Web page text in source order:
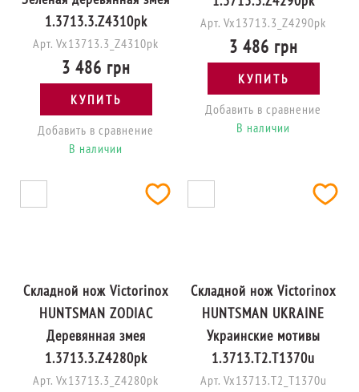
1.3713.3.Z4310pk
Арт. Vx13713.3_Z4310pk
3 486 грн
КУПИТЬ
Добавить в сравнение
В наличии
Арт. Vx13713.3_Z4290pk
3 486 грн
КУПИТЬ
Добавить в сравнение
В наличии
Складной нож Victorinox
HUNTSMAN ZODIAC
Деревянная змея
1.3713.3.Z4280pk
Арт. Vx13713.3_Z4280pk
Складной нож Victorinox
HUNTSMAN UKRAINE
Украинские мотивы
1.3713.T2.T1370u
Арт. Vx13713.T2_T1370u